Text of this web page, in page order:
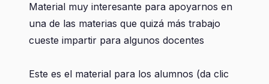
Material muy interesante para apoyarnos en
una de las materias que quizá más trabajo
cueste impartir para algunos docentes
Este es el material para los alumnos (da clic